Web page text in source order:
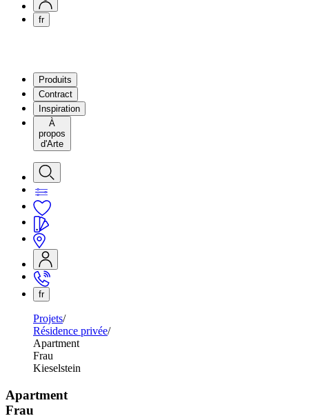
fr
Produits
Contract
Inspiration
À
propos
d'Arte
fr
Projets
Résidence privée
Apartment
Frau
Kieselstein
Apartment
Frau